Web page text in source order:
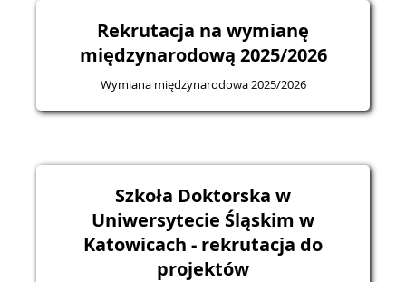
Rekrutacja na wymianę
międzynarodową 2025/2026
Wymiana międzynarodowa 2025/2026
Szkoła Doktorska w
Uniwersytecie Śląskim w
Katowicach - rekrutacja do
projektów